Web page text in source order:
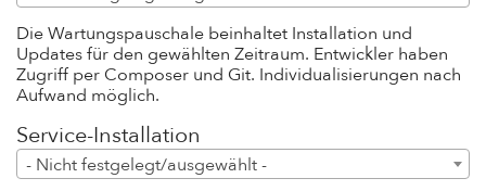
Die Wartungspauschale beinhaltet Installation und
Updates für den gewählten Zeitraum. Entwickler haben
Zugriff per Composer und Git. Individualisierungen nach
Aufwand möglich.
Service-Installation
- Nicht festgelegt/ausgewählt -